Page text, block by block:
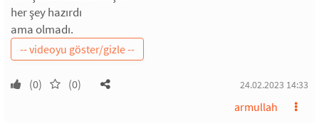
her şey hazırdı
ama olmadı.
(0) (0) 24.02.2023 14:33
armullah